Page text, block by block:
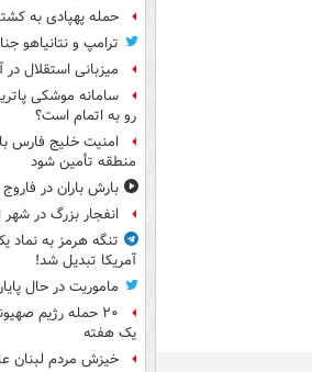
حمله پهپادی به
ترامپ و نتانیاهو
میزبانی استقلال
سامانه موشکی
رو به اتمام است؟
امنیت خلیج فارس
منطقه تأمین شود
بارش باران در
انفجار بزرگ در شهر
تنگه هرمز به نماد
آمریکا تبدیل شد!
ماموریت در حال
۲۰ حمله رژیم
یک هفته
خیزش مردم لبنان